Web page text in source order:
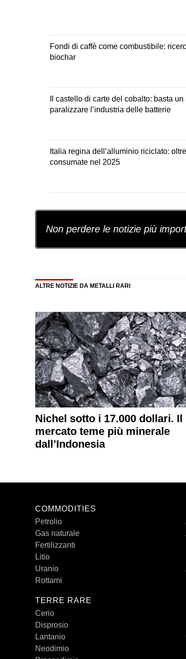
Fondi di caffè come combustibile:
biochar
Il castello di carte del cobalto: basta
paralizzare l’industria delle batterie
Italia regina dell’alluminio riciclato:
consumate nel 2025
Non perdere le notizie più
ALTRE NOTIZIE DA METALLI RARI
Nichel sotto i 17.000 dollari. Il
mercato teme più minerale
dall’Indonesia
COMMODITIES
Petrolio
Gas naturale
Fertilizzanti
Litio
Uranio
Rottami
TERRE RARE
Cerio
Disprosio
Lantanio
Neodimio